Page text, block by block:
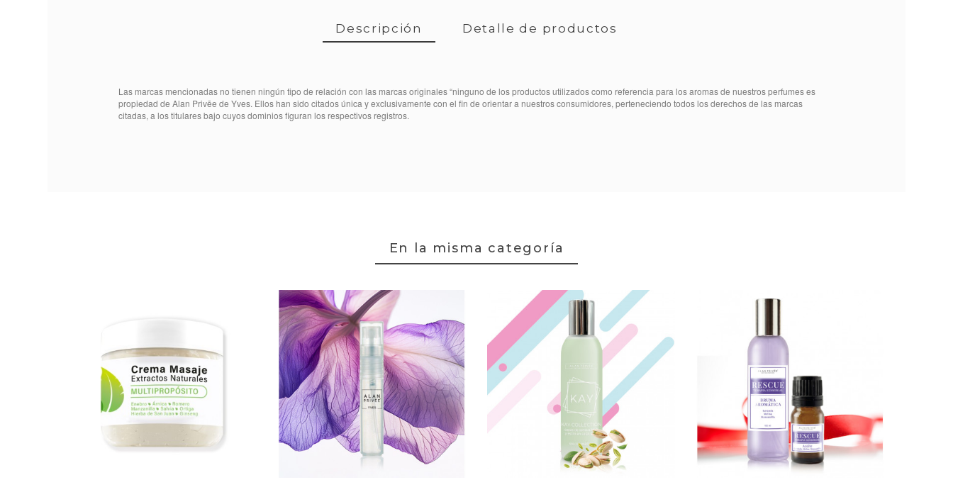
Descripción Detalle de productos
Las marcas mencionadas no tienen ningún tipo de relación con las marcas originales “ninguno de los productos utilizados como referencia para los aromas de nuestros perfumes es
propiedad de Alan Privēe de Yves. Ellos han sido citados única y exclusivamente con el fin de orientar a nuestros consumidores, perteneciendo todos los derechos de las marcas
citadas, a los titulares bajo cuyos dominios figuran los respectivos registros.
En la misma categoría